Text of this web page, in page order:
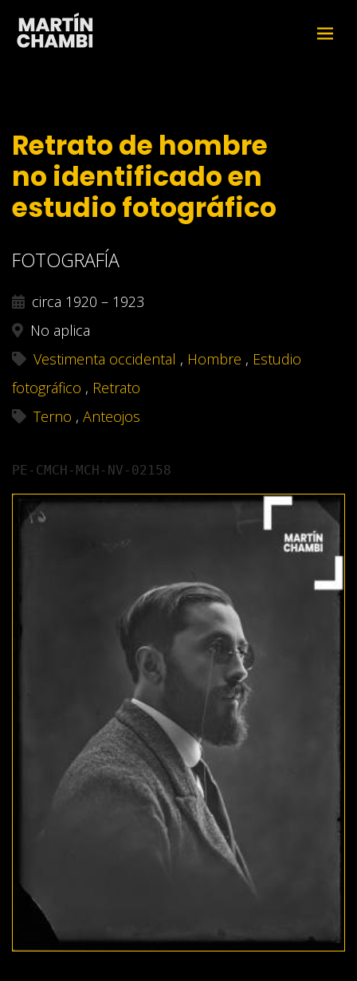
Retrato de hombre
no identificado en
estudio fotográfico
FOTOGRAFÍA
circa 1920 – 1923
No aplica
Vestimenta occidental , Hombre , Estudio
fotográfico , Retrato
Terno , Anteojos
PE-CMCH-MCH-NV-02158